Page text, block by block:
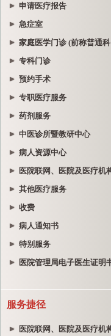
申请医疗报告
急症室
家庭医学门诊 (前称普通
专科门诊
预约手术
专职医疗服务
药剂服务
中医诊所暨教研中心
病人资源中心
医院联网、医院及医疗机
其他医疗服务
收费
病人通知书
特别服务
医院管理局电子医生证明
服务捷径
医院联网、医院及医疗机